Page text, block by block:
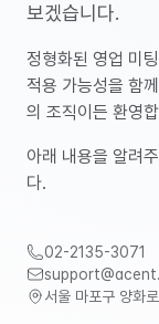
보겠습니다.
정형화된 영업 미
적용 가능성을 함
의 조직이든 환영
아래 내용을 알려
다.
02-2135-3071
서울 마포구 양화